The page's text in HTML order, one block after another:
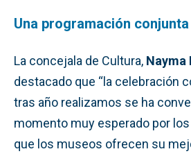
Una programación
La concejala de Cultura, Nayma
destacado que “la celebración
tras año realizamos se ha
momento muy esperado por
que los museos ofrecen su